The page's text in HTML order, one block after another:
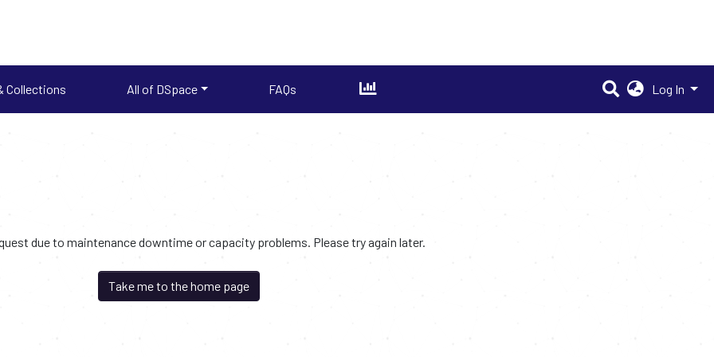
Collections All of DSpace FAQs Log In
due to maintenance downtime or capacity problems. Please try again later.
Take me to the home page